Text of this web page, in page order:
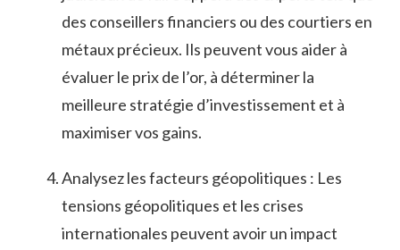
des⁣ conseillers financiers ou‍ des courtiers ⁤en
métaux précieux. Ils‌ peuvent vous aider à
évaluer le prix⁤ de l’or, à déterminer la
meilleure stratégie d’investissement et à
maximiser vos‌ gains.
Analysez les ⁤facteurs géopolitiques : Les
tensions géopolitiques et ‌les crises
internationales peuvent avoir un impact